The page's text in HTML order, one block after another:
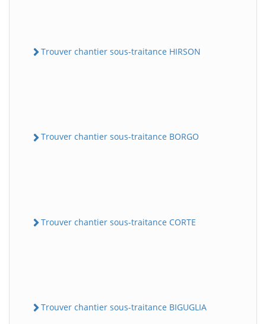
Trouver chantier sous-traitance HIRSON
Trouver chantier sous-traitance BORGO
Trouver chantier sous-traitance CORTE
Trouver chantier sous-traitance BIGUGLIA